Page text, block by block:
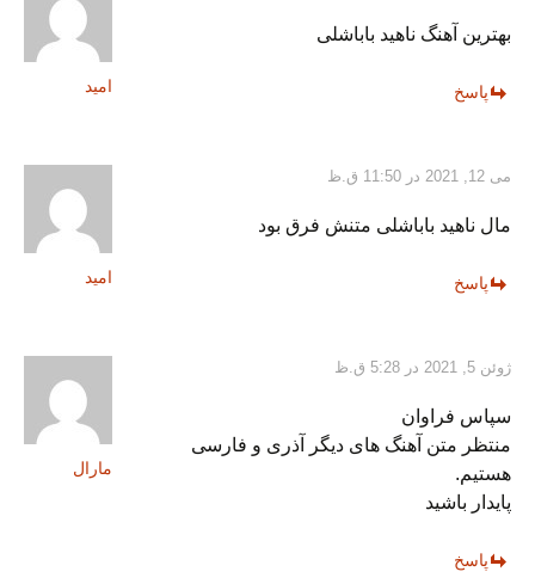
امید
بهترین آهنگ ناهید باباشلی
پاسخ
امید
می 12, 2021 در 11:50 ق.ظ
مال ناهید باباشلی متنش فرق بود
پاسخ
مارال
ژوئن 5, 2021 در 5:28 ق.ظ
سپاس فراوان
منتظر متن آهنگ های دیگر آذری و فارسی
هستیم.
پایدار باشید
پاسخ